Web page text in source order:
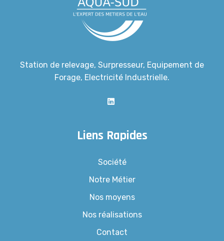
Station de relevage, Surpresseur, Equipement de
Forage, Electricité Industrielle.
Liens Rapides
Société
Notre Métier
Nos moyens
Nos réalisations
Contact